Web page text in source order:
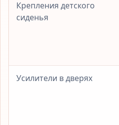
Крепления детского
сиденья
Усилители в дверях